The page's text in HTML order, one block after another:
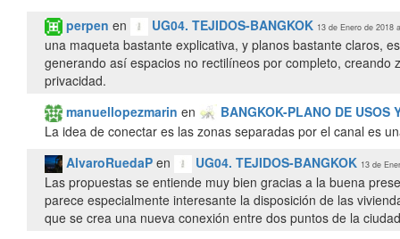
perpen en UG04. TEJIDOS-BANGKOK 13 de Enero de 2018
una maqueta bastante explicativa, y planos bastante claros,
generando así espacios no rectilíneos por completo,
privacidad.
manuellopezmarin en
BANGKOK-PLANO DE USOS
La idea de conectar es las zonas separadas por el canal es
AlvaroRuedaP en UG04. TEJIDOS-BANGKOK 13 de
Las propuestas se entiende muy bien gracias a la buena
parece especialmente interesante la disposición de las
que se crea una nueva conexión entre dos puntos de la